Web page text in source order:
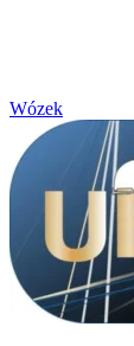
Wózek